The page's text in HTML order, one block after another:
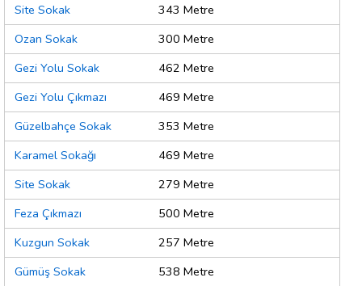
Site Sokak
343 Metre
Ozan Sokak
300 Metre
Gezi Yolu Sokak
462 Metre
Gezi Yolu Çıkmazı
469 Metre
Güzelbahçe Sokak
353 Metre
Karamel Sokağı
469 Metre
Site Sokak
279 Metre
Feza Çıkmazı
500 Metre
Kuzgun Sokak
257 Metre
Gümüş Sokak
538 Metre